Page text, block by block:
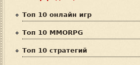
Топ 10 онлайн игр
Топ 10 MMORPG
Топ 10 стратегий